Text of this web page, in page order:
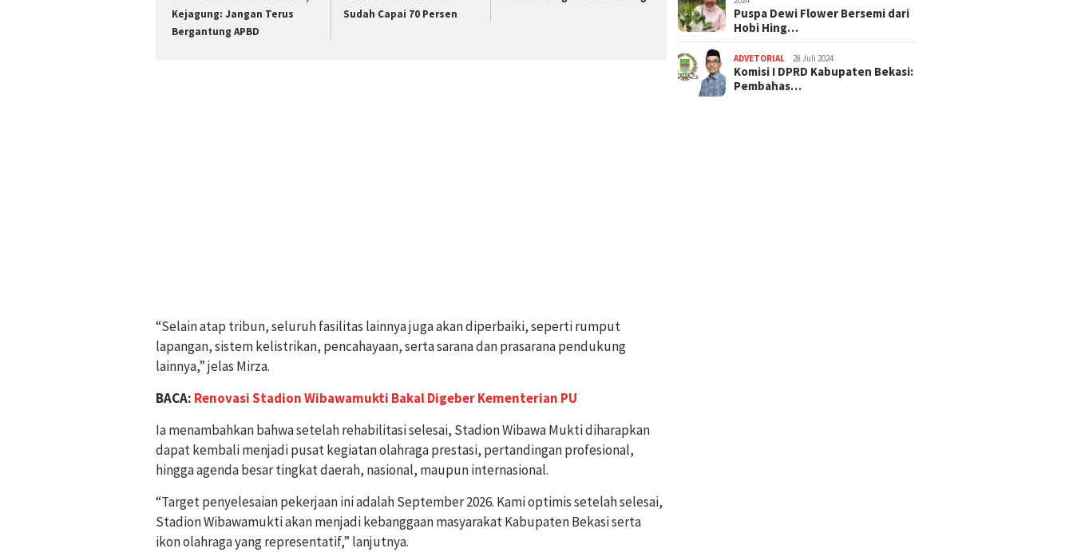
Kejagung: Jangan Terus
Bergantung APBD
Sudah Capai 70 Persen
“Selain atap tribun, seluruh fasilitas lainnya juga akan diperbaiki, seperti rumput
lapangan, sistem kelistrikan, pencahayaan, serta sarana dan prasarana pendukung
lainnya,” jelas Mirza.
BACA: Renovasi Stadion Wibawamukti Bakal Digeber Kementerian PU
Ia menambahkan bahwa setelah rehabilitasi selesai, Stadion Wibawa Mukti diharapkan
dapat kembali menjadi pusat kegiatan olahraga prestasi, pertandingan profesional,
hingga agenda besar tingkat daerah, nasional, maupun internasional.
“Target penyelesaian pekerjaan ini adalah September 2026. Kami optimis setelah selesai,
Stadion Wibawamukti akan menjadi kebanggaan masyarakat Kabupaten Bekasi serta
ikon olahraga yang representatif,” lanjutnya.
Puspa Dewi Flower Bersemi dari
Hobi Hing…
ADVETORIAL 28 Juli 2024
Komisi I DPRD Kabupaten Bekasi:
Pembahas…